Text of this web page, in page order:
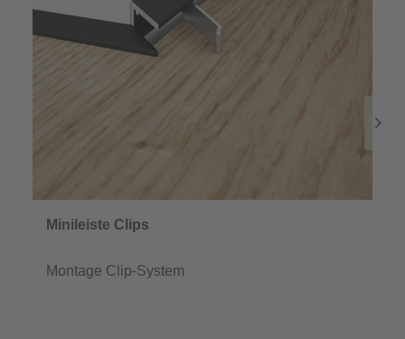
Minileiste Clips
Montage Clip-System